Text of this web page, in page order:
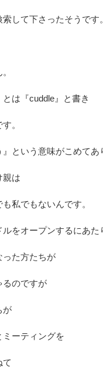
して下さったそうです。
とは『cuddle』と書き
。
』という意味がこめてあ
親は
私でもないんです。
をオープンするにあた
った方たちが
るのですが
が
ミーティングを
て